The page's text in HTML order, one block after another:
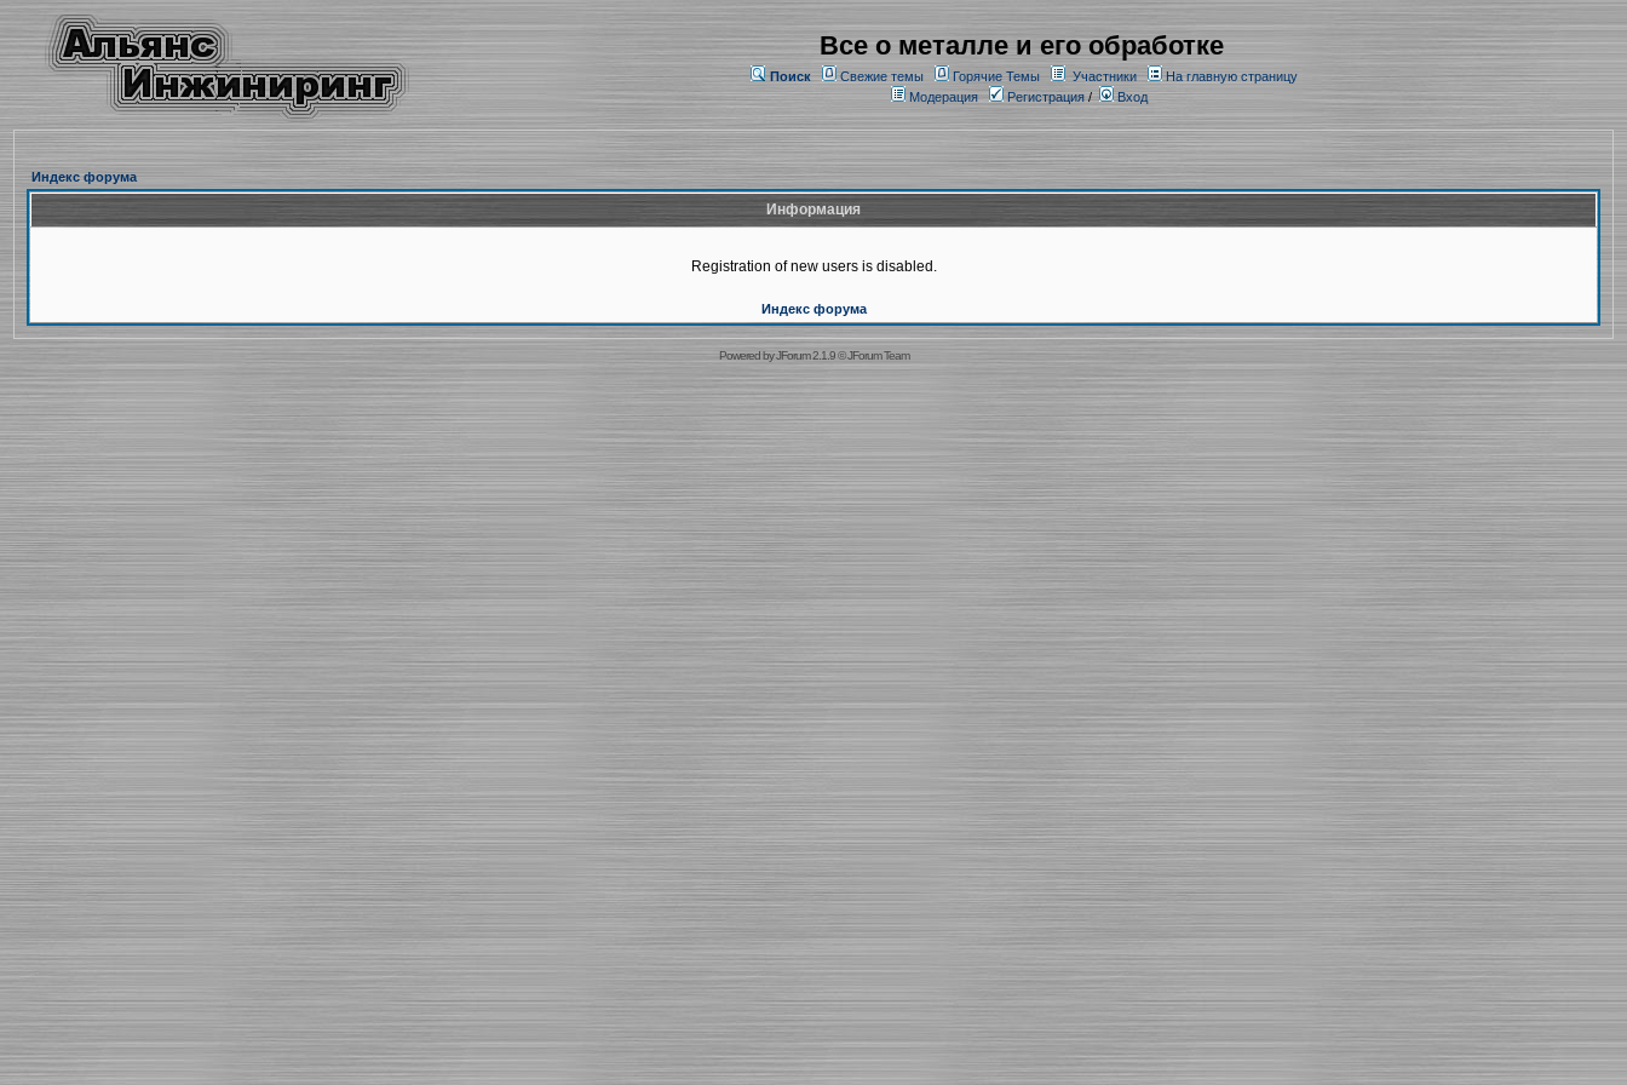
Все о металле и его обработке
Поиск Свежие темы Горячие Темы Участники
На главную страницу
Модерация
Регистрация/ Вход
Индекс форума
Информация
Registration of new users is disabled.
Индекс форума
Powered byJForum 2.1.9©JForum Team